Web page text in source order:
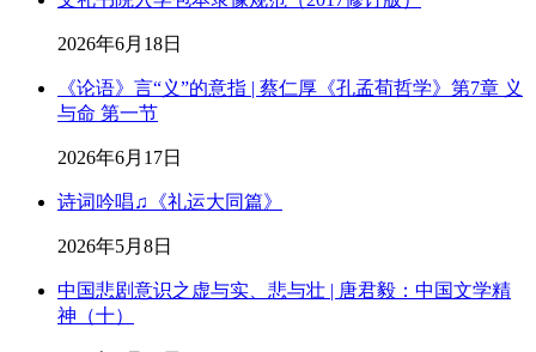
2026年6月18日
《论语》言“义”的意指 | 蔡仁厚《孔孟荀哲学》第7章 义
与命 第一节
2026年6月17日
诗词吟唱♫《礼运大同篇》
2026年5月8日
中国悲剧意识之虚与实、悲与壮 | 唐君毅：中国文学精
神（十）